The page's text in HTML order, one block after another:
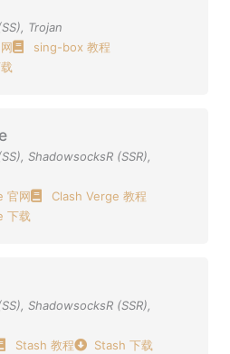
, Trojan
sing-box 教程
, ShadowsocksR (SSR),
官网
Clash Verge 教程
下载
, ShadowsocksR (SSR),
Stash 教程 Stash 下载